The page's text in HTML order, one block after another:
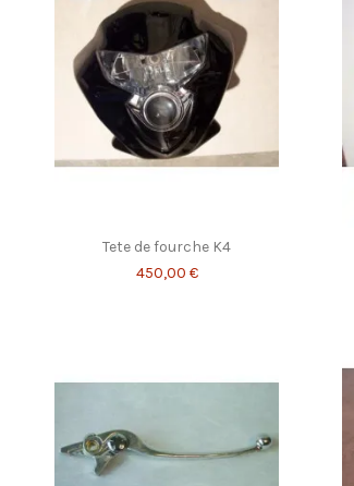
Tete de fourche K4
450,00 €